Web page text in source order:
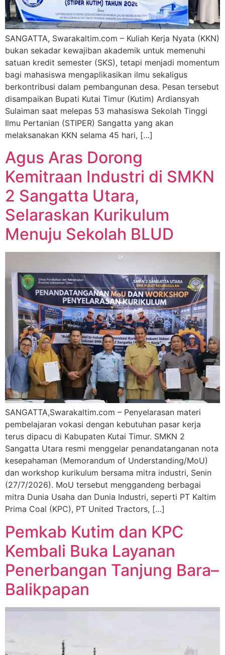
SANGATTA, Swarakaltim.com – Kuliah Kerja Nyata (KKN)
bukan sekadar kewajiban akademik untuk memenuhi
satuan kredit semester (SKS), tetapi menjadi momentum
bagi mahasiswa mengaplikasikan ilmu sekaligus
berkontribusi dalam pembangunan desa. Pesan tersebut
disampaikan Bupati Kutai Timur (Kutim) Ardiansyah
Sulaiman saat melepas 53 mahasiswa Sekolah Tinggi
Ilmu Pertanian (STIPER) Sangatta yang akan
melaksanakan KKN selama 45 hari, […]
Agus Aras Dorong
Kemitraan Industri di SMKN
2 Sangatta Utara,
Selaraskan Kurikulum
Menuju Sekolah BLUD
SANGATTA,Swarakaltim.com – Penyelarasan materi
pembelajaran vokasi dengan kebutuhan pasar kerja
terus dipacu di Kabupaten Kutai Timur. SMKN 2
Sangatta Utara resmi menggelar penandatanganan nota
kesepahaman (Memorandum of Understanding/MoU)
dan workshop kurikulum bersama mitra industri, Senin
(27/7/2026). MoU tersebut menggandeng berbagai
mitra Dunia Usaha dan Dunia Industri, seperti PT Kaltim
Prima Coal (KPC), PT United Tractors, […]
Pemkab Kutim dan KPC
Kembali Buka Layanan
Penerbangan Tanjung Bara–
Balikpapan